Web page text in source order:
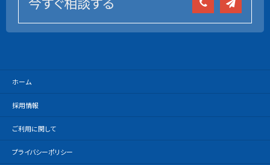
ホーム
採用情報
ご利用に関して
プライバシーポリシー